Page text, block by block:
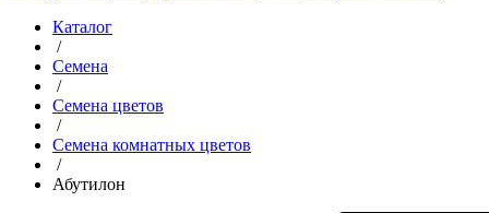
Каталог
/
Семена
/
Семена цветов
/
Семена комнатных цветов
/
Абутилон